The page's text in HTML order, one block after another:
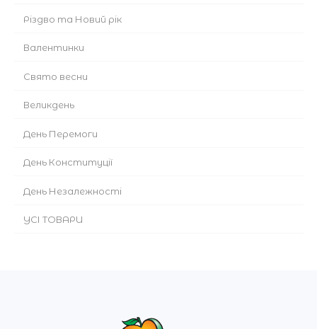
Різдво та Новий рік
Валентинки
Cвято весни
Великдень
День Перемоги
День Конституції
День Незалежності
УСІ ТОВАРИ